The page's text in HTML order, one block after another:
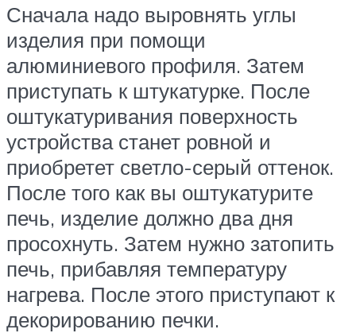
Сначала надо выровнять углы
изделия при помощи
алюминиевого профиля. Затем
приступать к штукатурке. После
оштукатуривания поверхность
устройства станет ровной и
приобретет светло-серый оттенок.
После того как вы оштукатурите
печь, изделие должно два дня
просохнуть. Затем нужно затопить
печь, прибавляя температуру
нагрева. После этого приступают к
декорированию печки.